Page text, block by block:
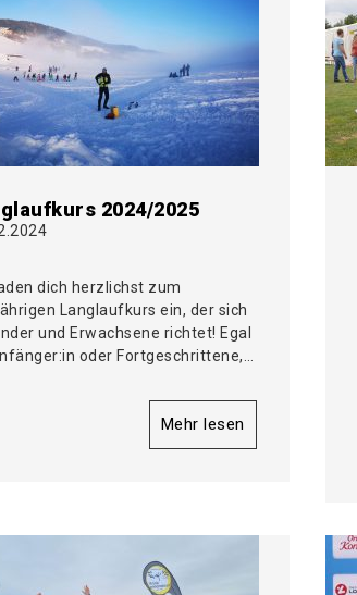
2024/2025
dich herzlichst zum
Langlaufkurs ein, der sich
und Erwachsene richtet! Egal
oder Fortgeschrittene,…
Mehr lesen